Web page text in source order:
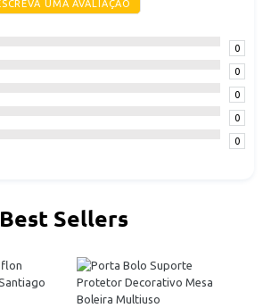
UMA AVALIAÇÃO
0
0
0
0
0
Best Sellers